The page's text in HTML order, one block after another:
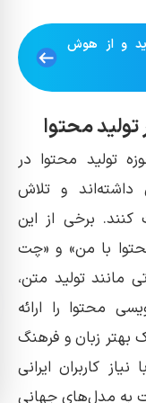
و از هوش
تولید محتوا در
و تلاش
کنند. برخی از این
با من» و «چت
مانند تولید متن،
محتوا را ارائه
بهتر زبان و فرهنگ
کاربران ایرانی
به مدل‌های جهانی